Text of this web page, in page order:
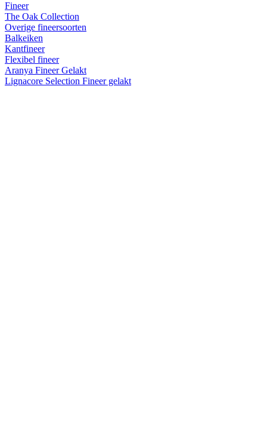
Fineer
The Oak Collection
Overige fineersoorten
Balkeiken
Kantfineer
Flexibel fineer
Aranya Fineer Gelakt
Lignacore Selection Fineer gelakt